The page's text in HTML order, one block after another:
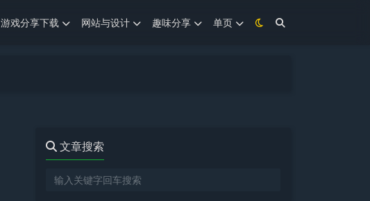
游戏分享下载 网站与设计 趣味分享
单页
文章搜索